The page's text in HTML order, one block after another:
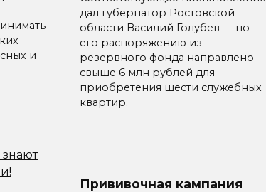
и
дал губернатор Ростовской
области Василий Голубев — по
его распоряжению из
резервного фонда направлено
свыше 6 млн рублей для
приобретения шести служебных
квартир.
Прививочная кампания